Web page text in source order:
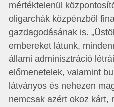
mértéktelenül
oligarchák közpénzből
gazdagodásának is.
embereket látunk,
állami adminisztráció
előmenetelek, valamint
látványos és nehezen
nemcsak azért okoz kárt,